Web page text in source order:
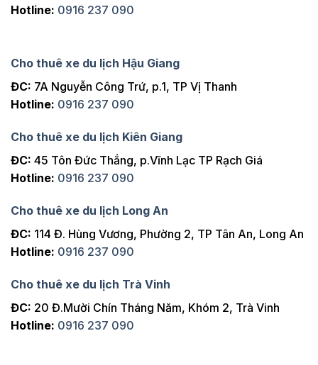
Hotline: 0916 237 090
Cho thuê xe du lịch Hậu Giang
ĐC: 7A Nguyễn Công Trứ, p.1, TP Vị Thanh
Hotline: 0916 237 090
Cho thuê xe du lịch Kiên Giang
ĐC: 45 Tôn Đức Thắng, p.Vĩnh Lạc TP Rạch Giá
Hotline: 0916 237 090
Cho thuê xe du lịch Long An
ĐC: 114 Đ. Hùng Vương, Phường 2, TP Tân An, Long An
Hotline: 0916 237 090
Cho thuê xe du lịch Trà Vinh
ĐC: 20 Đ.Mười Chín Tháng Năm, Khóm 2, Trà Vinh
Hotline: 0916 237 090